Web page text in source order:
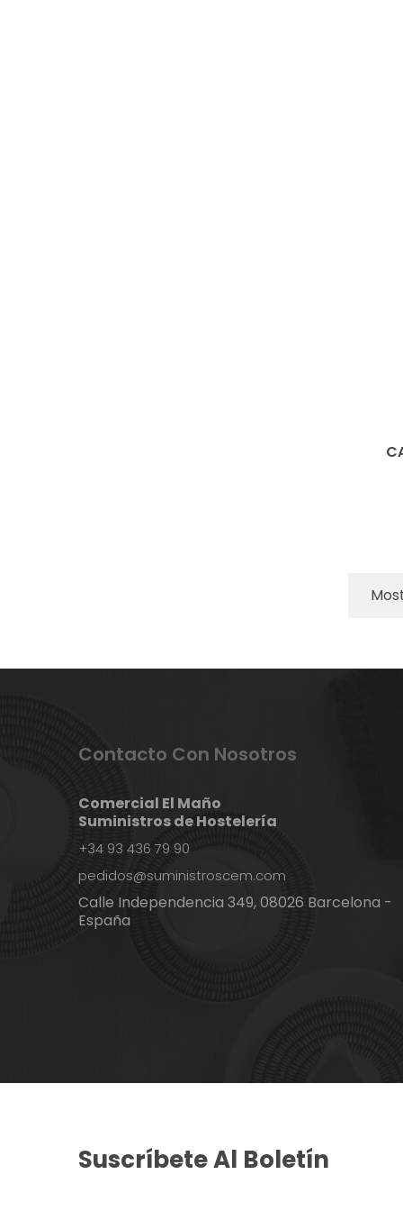
Contacto Con Nosotros
Comercial El Maño
Suministros de Hostelería
+34 93 436 79 90
pedidos@suministroscem.com
Calle Independencia 349, 08026 Barcelona -
España
Suscríbete Al Boletín